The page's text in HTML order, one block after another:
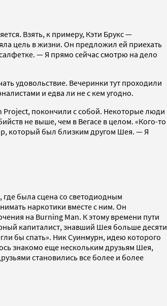
Взять, к примеру, Кэти Брукс —
цель в жизни. Он предложил ей приехать
— Я прямо сейчас смотрю на дело
удовольствие. Вечеринки тут проходили
и едва ли не с кем угодно.
Project, покончили с собой. Некоторые люди
не выше, чем в Вегасе в целом. «Кого-то
который был близким другом Шея. — Я
была сцена со светодиодным
наркотики вместе с ним. Он
на Burning Man. К этому времени пути
капиталист, знавший Шея больше десяти
бы спать». Ник Суинмурн, идею которого
знакомо еще нескольким друзьям Шея,
становились все более и более